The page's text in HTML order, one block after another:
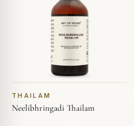
THAILAM
Neelibhringadi Thailam